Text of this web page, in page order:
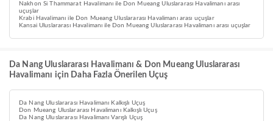
Nakhon Si Thammarat Havalimanı ile Don Mueang Uluslararası Havalimanı arası
uçuşlar
Krabi Havalimanı ile Don Mueang Uluslararası Havalimanı arası uçuşlar
Kansai Uluslararası Havalimanı ile Don Mueang Uluslararası Havalimanı arası uçuşlar
Da Nang Uluslararası Havalimanı & Don Mueang Uluslararası
Havalimanı için Daha Fazla Önerilen Uçuş
Da Nang Uluslararası Havalimanı Kalkışlı Uçuş
Don Mueang Uluslararası Havalimanı Kalkışlı Uçuş
Da Nang Uluslararası Havalimanı Varışlı Uçuş